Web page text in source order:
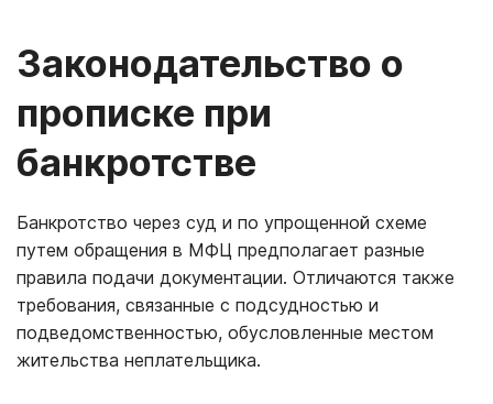
Законодательство о
прописке при
банкротстве
Банкротство через суд и по упрощенной схеме
путем обращения в МФЦ предполагает разные
правила подачи документации. Отличаются также
требования, связанные с подсудностью и
подведомственностью, обусловленные местом
жительства неплательщика.